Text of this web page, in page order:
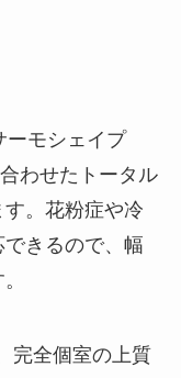
ーモシェイプ
わせたトータル
。花粉症や冷
きるので、幅
完全個室の上質